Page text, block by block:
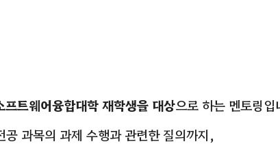
프트웨어융합대학 재학생을 대상으로 하는 멘토링입
과목의 과제 수행과 관련한 질의까지,